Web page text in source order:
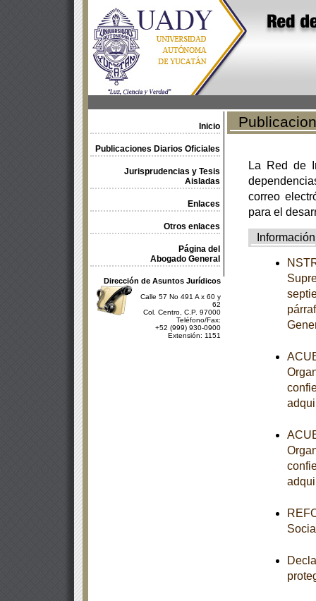
Inicio
Publicaciones Diarios Oficiales
Jurisprudencias y Tesis
Aisladas
Enlaces
Otros enlaces
Página del
Abogado General
Dirección de Asuntos Jurídicos
Calle 57 No 491 A x 60 y
62
Col. Centro, C.P. 97000
Teléfono/Fax:
+52 (999) 930-0900
Extensión: 1151
La Red de
correo
para el
Información